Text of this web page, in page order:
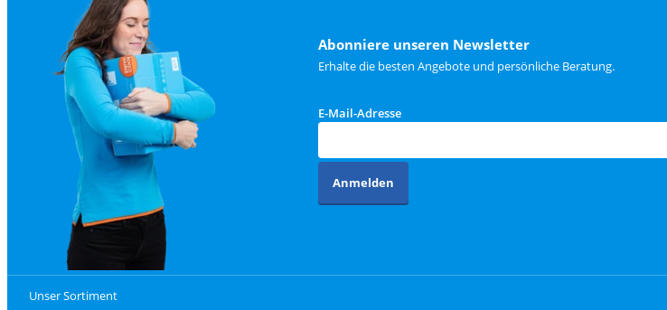
Abonniere unseren Newsletter
Erhalte die besten Angebote und persönliche Beratung.
E-Mail-Adresse
Anmelden
Unser Sortiment